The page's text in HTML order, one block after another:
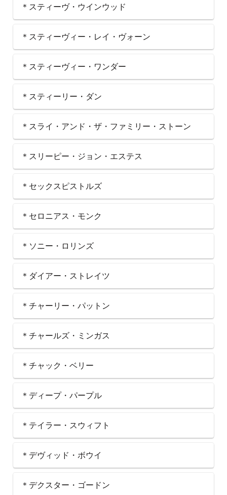
＊スティーヴ・ウインウッド
＊スティーヴィー・レイ・ヴォーン
＊スティーヴィー・ワンダー
＊スティーリー・ダン
＊スライ・アンド・ザ・ファミリー・ストーン
＊スリーピー・ジョン・エステス
＊セックスピストルズ
＊セロニアス・モンク
＊ソニー・ロリンズ
＊ダイアー・ストレイツ
＊チャーリー・パットン
＊チャールズ・ミンガス
＊チャック・ベリー
＊ディープ・パープル
＊テイラー・スウィフト
＊デヴィッド・ボウイ
＊デクスター・ゴードン